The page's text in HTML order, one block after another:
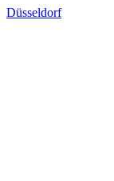
Düsseldorf